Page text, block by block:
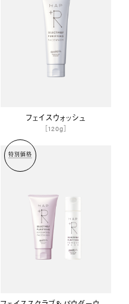
フェイスウォッシュ
［120g］
特別価格